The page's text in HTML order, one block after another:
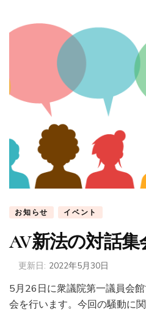
お知らせ イベント
AV新法の対話
更新日: 2022年5月30日
5月26日に衆議院第一議員会
会を行います。今回の騒動に